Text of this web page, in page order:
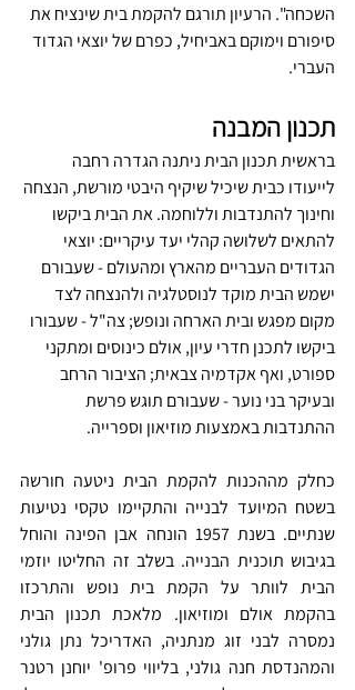
השכחה". הרעיון תורגם להקמת בית שינציח את
סיפורם וימוקם באביחיל, כפרם של יוצאי הגדוד
העברי.
תכנון המבנה
בראשית תכנון הבית ניתנה הגדרה רחבה
לייעודו כבית שיכיל שיקיף היבטי מורשת, הנצחה
וחינוך להתנדבות וללוחמה. את הבית ביקשו
להתאים לשלושה קהלי יעד עיקריים: יוצאי
הגדודים העבריים מהארץ ומהעולם - שעבורם
ישמש הבית מוקד לנוסטלגיה ולהנצחה לצד
מקום מפגש ובית הארחה ונופש; צה"ל - שעבורו
ביקשו לתכנן חדרי עיון, אולם כינוסים ומתקני
ספורט, ואף אקדמיה צבאית; הציבור הרחב
ובעיקר בני נוער - שעבורם תוגש פרשת
ההתנדבות באמצעות מוזיאון וספרייה.